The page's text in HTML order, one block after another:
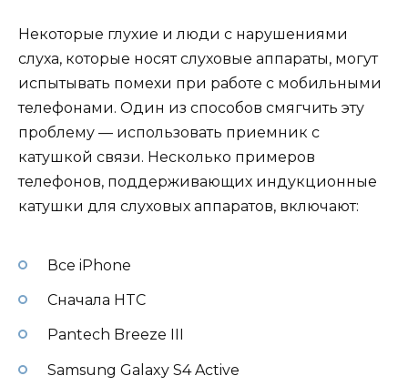
Некоторые глухие и люди с нарушениями
слуха, которые носят слуховые аппараты, могут
испытывать помехи при работе с мобильными
телефонами. Один из способов смягчить эту
проблему — использовать приемник с
катушкой связи. Несколько примеров
телефонов, поддерживающих индукционные
катушки для слуховых аппаратов, включают:
Все iPhone
Сначала HTC
Pantech Breeze III
Samsung Galaxy S4 Active